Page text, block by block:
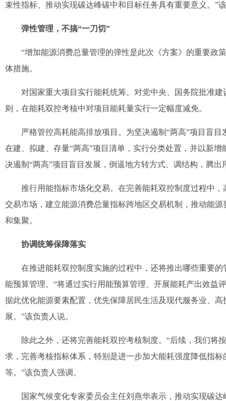
束性指标、推动实现碳达峰碳中和目标任务具有重要意义。”
弹性管理，不搞“一刀切”
“增加能源消费总量管理的弹性是此次《方案》的重要政
体措施。
对国家重大项目实行能耗统筹。对党中央、国务院批准建
则，在能耗双控考核中对项目能耗量实行一定幅度减免。
严格管控高耗能高排放项目。为坚决遏制“两高”项目盲目
在建、拟建、存量“两高”项目清单，实行分类处置，并以新
决遏制“两高”项目盲目发展，倒逼地方转方式、调结构，腾
推行用能指标市场化交易。在完善能耗双控制度过程中，
交易市场，建立能源消费总量指标跨地区交易机制，推动能
和集聚。
协调统筹保障落实
在推进能耗双控制度实施的过程中，还将推出哪些重要的
能预算管理。“将通过实行用能预算管理、开展能耗产出效益
据此优化能源要素配置，优先保障居民生活及现代服务业、
展。”该负责人说。
除此之外，还将完善能耗双控考核制度。“后续，我们将
求，完善考核指标体系，特别是进一步加大能耗强度降低指
等。”该负责人强调。
国家气候变化专家委员会主任刘燕华表示，推动实现碳达